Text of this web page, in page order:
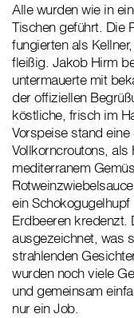
Alle wurden wie in
Tischen geführt. Die
fungierten als
fleißig. Jakob Hirm
untermauerte mit
der offiziellen
köstliche, frisch im
Vorspeise stand
Vollkorncroutons,
mediterranem
ein
Erdbeeren kredenzt.
ausgezeichnet, was
strahlenden
wurden noch viele
und gemeinsam
nur ein Job.